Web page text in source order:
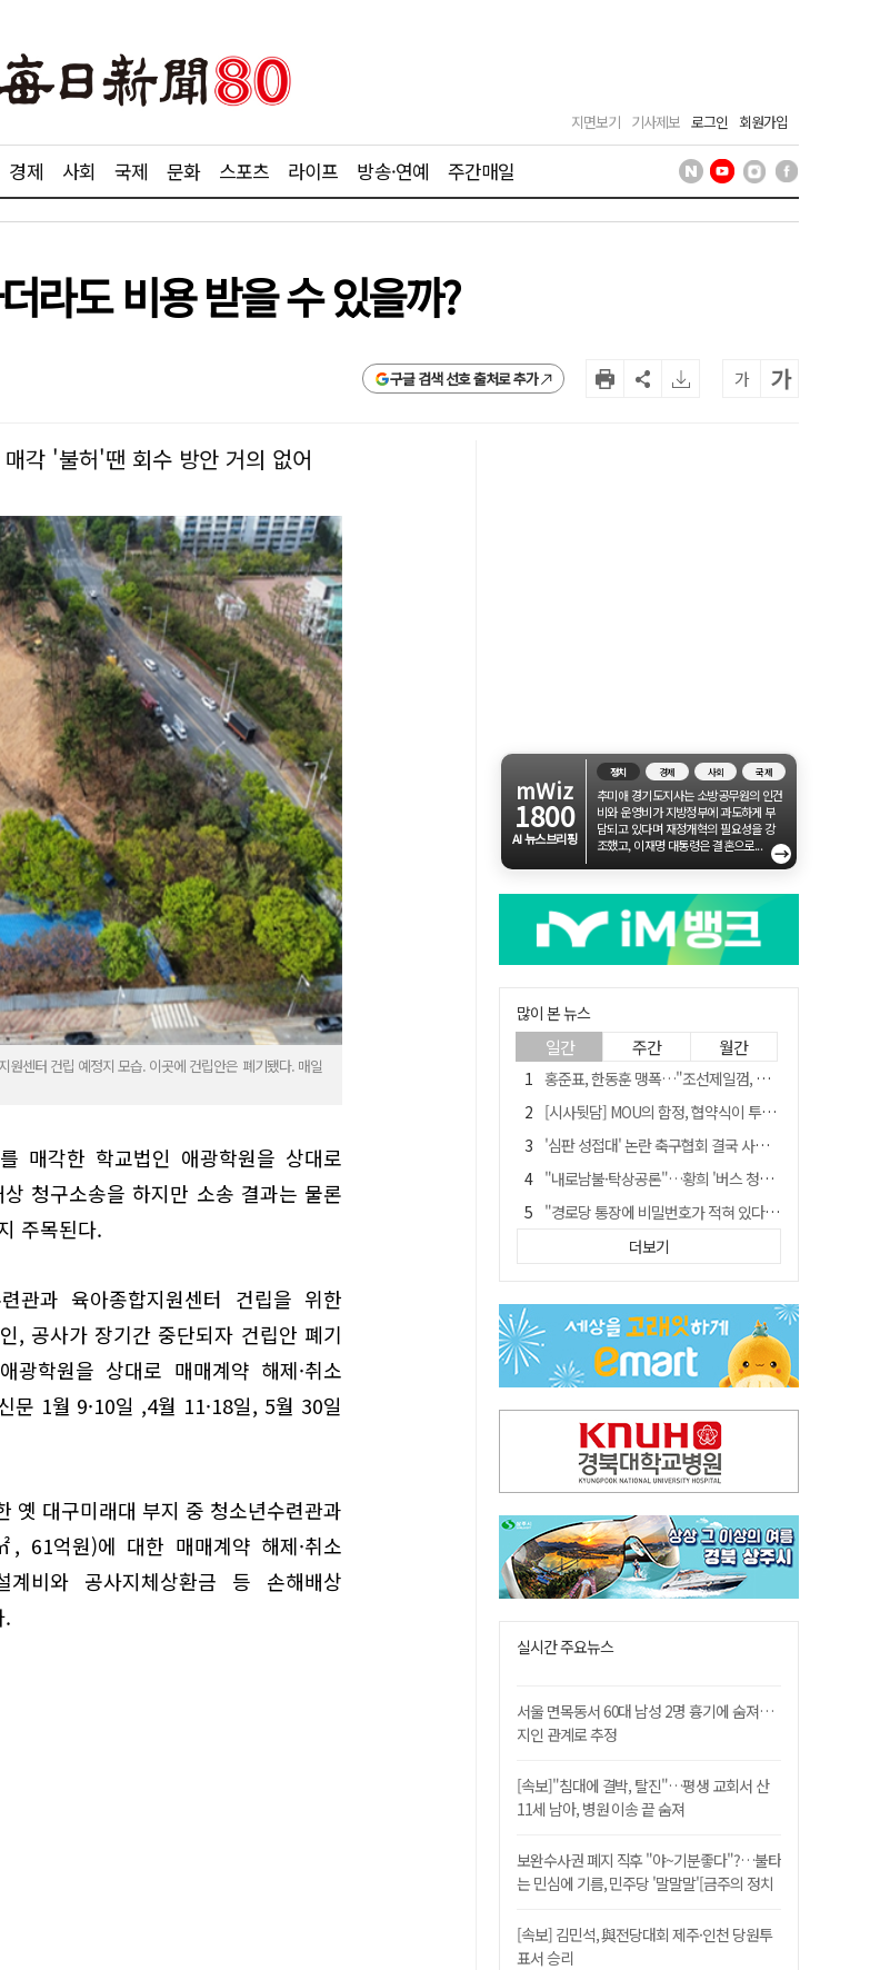
지면보기 기사제보 로그인 회원가입
경제 사회 국제 문화 스포츠 라이프 방송·연예 주간매일
라도 비용 받을 수 있을까?
구글 검색 선호 출처로 추가 가 가
각 '불허'땐 회수 방안 거의 없어
센터 건립 예정지 모습. 이곳에 건립안은 폐기됐다. 매일
매각한 학교법인 애광학원을 상대로
청구소송을 하지만 소송 결과는 물론
주목된다.
관과 육아종합지원센터 건립을 위한
, 공사가 장기간 중단되자 건립안 폐기
학원을 상대로 매매계약 해제·취소
문 1월 9·10일 ,4월 11·18일, 5월 30일
옛 대구미래대 부지 중 청소년수련관과
61억원)에 대한 매매계약 해제·취소
비와 공사지체상환금 등 손해배상
.
mWiz
1800
AI 뉴스브리핑
정치 경제 사회 국제
추미애 경기도지사는 소방공무원의 인건
비와 운영비가 지방정부에 과도하게 부
담되고 있다며 재정개혁의 필요성을 강
조했고, 이재명 대통령은 결혼으로...
→
많이 본 뉴스
일간 주간 월간
홍준표, 한동훈 맹폭…"조선제일껌, 권력에 살고 권력에 죽었다"
[시사뒷담] MOU의 함정, 협약식이 투자 확정은 아니긴 해
'심판 성접대' 논란 축구협회 결국 사과…"깊이 반성, 쇄신하겠다"
"내로남불·탁상공론"…황희 '버스 청년주택' 제안에 與 내부서도 쓴소리
"경로당 통장에 비밀번호가 적혀 있다"…전국 돌며 경로당 13곳 턴 30대 구속
예안향교 대성전, '국가지정 보물로 지정'
"침대에 결박, 탈진"…평생 교회서 산 11세 남아, 병원 이송 끝 숨져
김민석, 與전당대회 제주·인천 당원투표서 승리…누적 득표는 '초박빙'
[금주의 이슈] 하늘의 외계인, 바다의 귀향자…영화 '호프'와 '오디세이'
더보기
실시간 주요뉴스
서울 면목동서 60대 남성 2명 흉기에 숨져…
지인 관계로 추정
[속보]"침대에 결박, 탈진"…평생 교회서 산
11세 남아, 병원 이송 끝 숨져
보완수사권 폐지 직후 "야~기분좋다"?…불타
는 민심에 기름, 민주당 '말말말'[금주의 정치
[속보] 김민석, 與전당대회 제주·인천 당원투
표서 승리